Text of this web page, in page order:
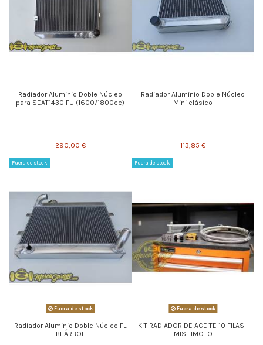
Radiador Aluminio Doble Núcleo
para SEAT1430 FU (1600/1800cc)
290,00 €
Radiador Aluminio Doble Núcleo
Mini clásico
113,85 €
Fuera de stock
Fuera de stock
Radiador Aluminio Doble Núcleo FL
BI-ÁRBOL
Fuera de stock
Fuera de stock
KIT RADIADOR DE ACEITE 10 FILAS -
MISHIMOTO